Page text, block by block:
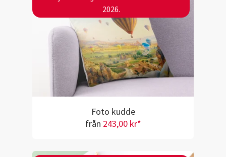
2026.
Foto kudde
från 243,00 kr*